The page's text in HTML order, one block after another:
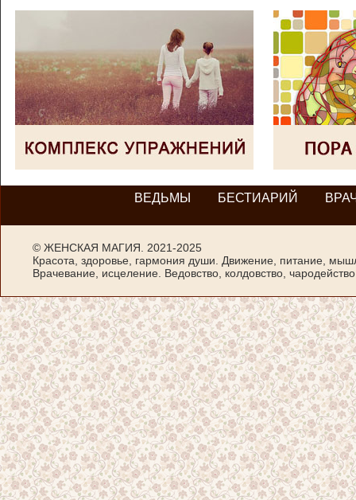
ВЕДЬМЫ БЕСТИАРИЙ
© ЖЕНСКАЯ МАГИЯ . 2021-2025
Красота, здоровье, гармония души. Движение, питание,
Врачевание, исцеление. Ведовство, колдовство,